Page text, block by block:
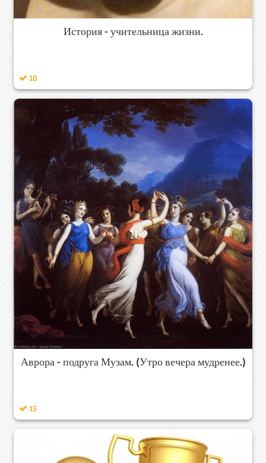
История - учительница жизни.
10
Аврора - подруга Музам. (Утро вечера мудренее.)
15